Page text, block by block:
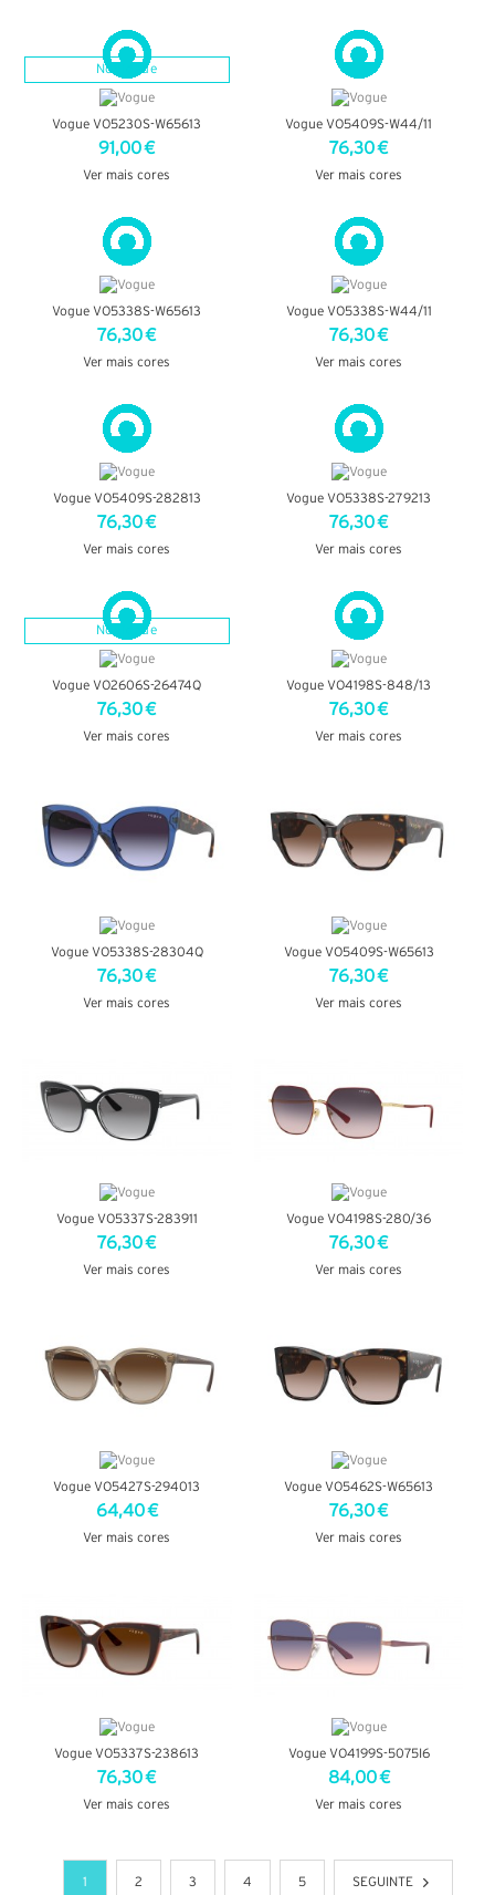
Novidade
Vogue VO5230S-W65613
91,00 €
Ver mais cores
Vogue VO5409S-W44/11
76,30 €
Ver mais cores
Vogue VO5338S-W65613
76,30 €
Ver mais cores
Vogue VO5338S-W44/11
76,30 €
Ver mais cores
Vogue VO5409S-282813
76,30 €
Ver mais cores
Vogue VO5338S-279213
76,30 €
Ver mais cores
Novidade
Vogue VO2606S-26474Q
76,30 €
Ver mais cores
Vogue VO4198S-848/13
76,30 €
Ver mais cores
Vogue VO5338S-28304Q
76,30 €
Ver mais cores
Vogue VO5409S-W65613
76,30 €
Ver mais cores
Vogue VO5337S-283911
76,30 €
Ver mais cores
Vogue VO4198S-280/36
76,30 €
Ver mais cores
Vogue VO5427S-294013
64,40 €
Ver mais cores
Vogue VO5462S-W65613
76,30 €
Ver mais cores
Vogue VO5337S-238613
76,30 €
Ver mais cores
Vogue VO4199S-5075I6
84,00 €
Ver mais cores
1 2 3 4 5 SEGUINTE